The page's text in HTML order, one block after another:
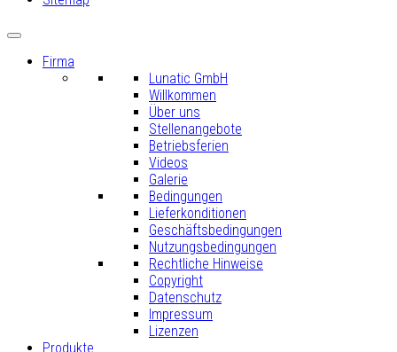
Firma
Lunatic GmbH
Willkommen
Über uns
Stellenangebote
Betriebsferien
Videos
Galerie
Bedingungen
Lieferkonditionen
Geschäftsbedingungen
Nutzungsbedingungen
Rechtliche Hinweise
Copyright
Datenschutz
Impressum
Lizenzen
Produkte